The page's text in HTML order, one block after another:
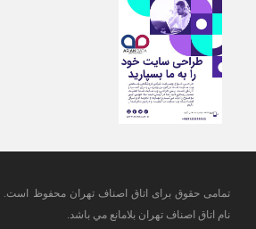
آمادگی دولت برای واگذاری اختیارات
نقش کالابرگ در حمایت از معیشت
مشکلات صنف تأمین مواد اولیه
آموزش‌های تخصصی و فنی است
تمامی حقوق برای اتاق اصناف تهران محفوظ است.
نام اتاق اصناف تهران بلامانع مي باشد.